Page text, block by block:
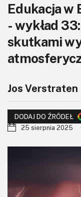
DIY+
KITy
Edukacja w
- wykład
skutkami
Jos Verstraten
DODAJ DO ŹRÓDEŁ
25 sierpnia 2025